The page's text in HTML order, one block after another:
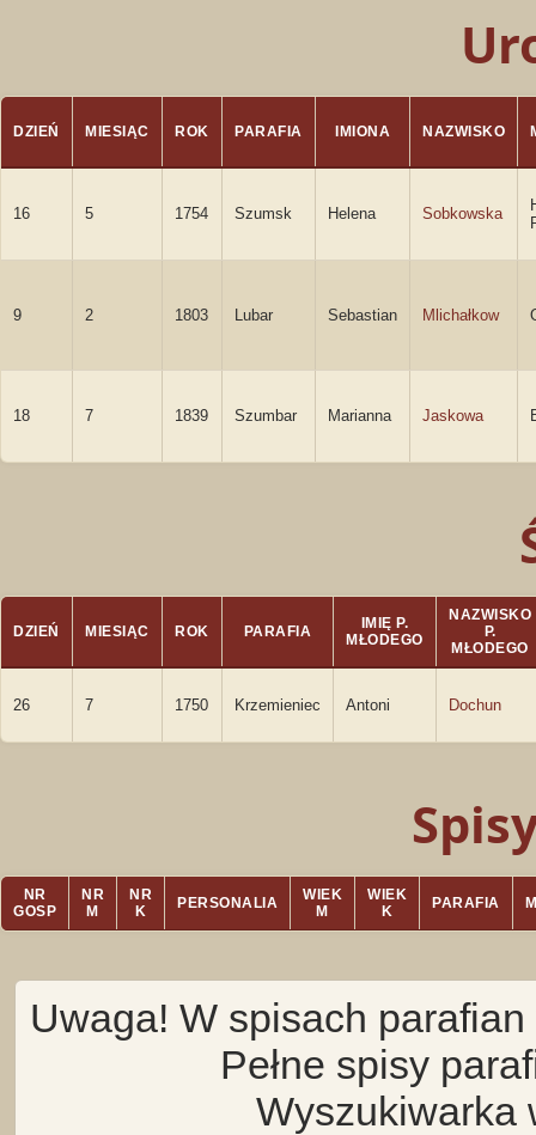
DZIEŃ MIESIĄC ROK PARAFIA IMIONA NAZWISKO
16 5 1754 Szumsk Helena Sobkowska
9 2 1803 Lubar Sebastian Mlichałkow
18 7 1839 Szumbar Marianna Jaskowa
DZIEŃ MIESIĄC ROK PARAFIA
IMIĘ P.
MŁODEGO
NAZWISKO
P.
MŁODEGO
26 7 1750 Krzemieniec Antoni Dochun
NR
GOSP
NR
M
NR
K
PERSONALIA
WIEK
M
WIEK
K
PARAFIA
Uwaga! W spisach
Pełne spisy
Wyszukiwarka